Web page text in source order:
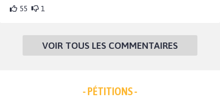
55 1
VOIR TOUS LES COMMENTAIRES
- PÉTITIONS -